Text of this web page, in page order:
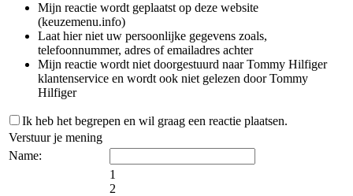
Mijn reactie wordt geplaatst op deze website
(keuzemenu.info)
Laat hier niet uw persoonlijke gegevens zoals,
telefoonnummer, adres of emailadres achter
Mijn reactie wordt niet doorgestuurd naar Tommy Hilfiger
klantenservice en wordt ook niet gelezen door Tommy
Hilfiger
Ik heb het begrepen en wil graag een reactie plaatsen.
Verstuur je mening
Name:
1
2